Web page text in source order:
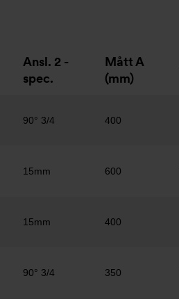
Ansl. 2 -
spec.
Mått A
(mm)
90° 3/4 400
15mm 600
15mm 400
90° 3/4 350